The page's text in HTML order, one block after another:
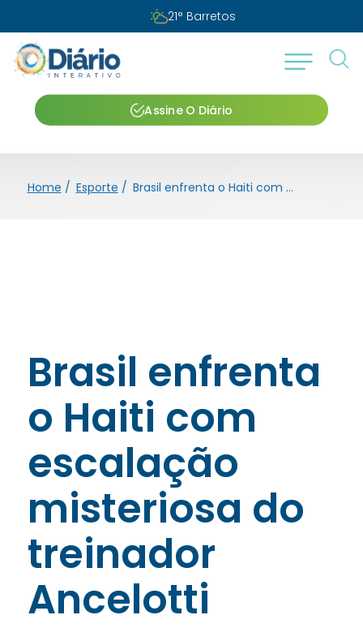
21° Barretos
Assine O Diário
Home / Esporte / Brasil enfrenta o Haiti com escalação misteriosa do treinador Ancelotti
Brasil enfrenta
o Haiti com
escalação
misteriosa do
treinador
Ancelotti